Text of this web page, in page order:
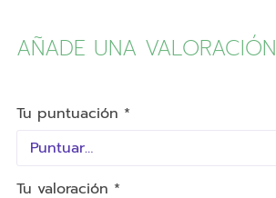
AÑADE UNA VALORACIÓN
Tu puntuación *
Tu valoración *